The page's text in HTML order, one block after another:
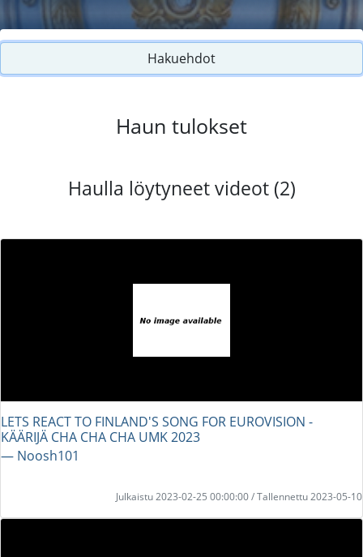
Hakuehdot
Haun tulokset
Haulla löytyneet videot (2)
LETS REACT TO FINLAND'S SONG FOR EUROVISION -
KÄÄRIJÄ CHA CHA CHA UMK 2023
― Noosh101
Julkaistu 2023-02-25 00:00:00 / Tallennettu 2023-05-10